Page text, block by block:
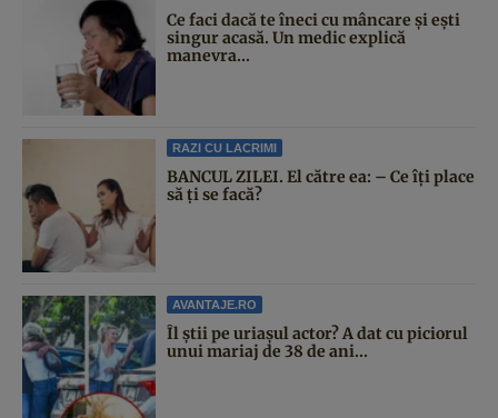
Ce faci dacă te îneci cu mâncare și ești
singur acasă. Un medic explică
manevra...
RAZI CU LACRIMI
BANCUL ZILEI. El către ea: – Ce îți place
să ți se facă?
AVANTAJE.RO
Îl știi pe uriașul actor? A dat cu piciorul
unui mariaj de 38 de ani...